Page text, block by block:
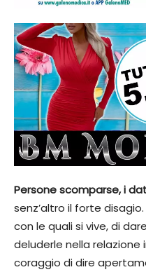
Persone scomparse, i
senz’altro il forte
con le quali si vive, di
deluderle nella relazione
coraggio di dire